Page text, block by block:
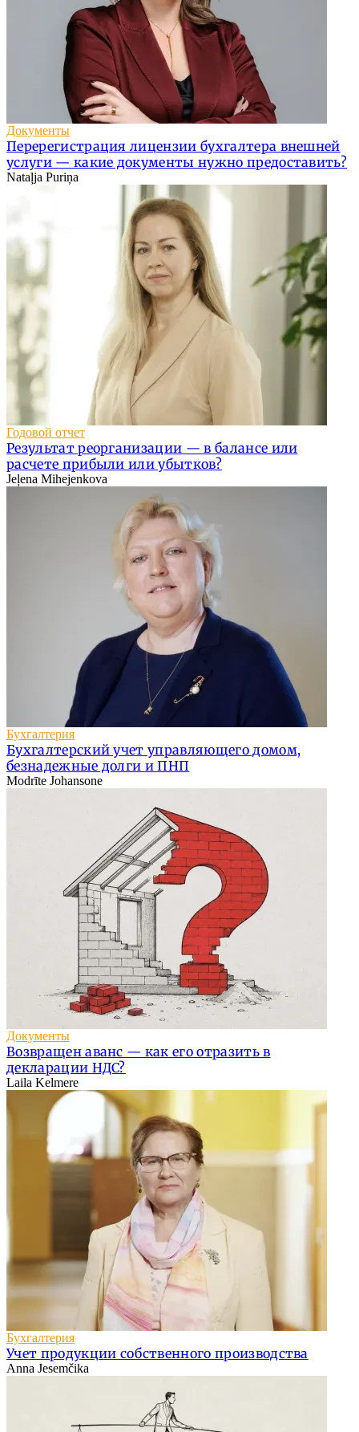
Документы
Перерегистрация лицензии бухгалтера внешней
услуги — какие документы нужно предоставить?
Nataļja Puriņa
Годовой отчет
Результат реорганизации — в балансе или
расчете прибыли или убытков?
Jeļena Mihejenkova
Бухгалтерия
Бухгалтерский учет управляющего домом,
безнадежные долги и ПНП
Modrīte Johansone
Документы
Возвращен аванс — как его отразить в
декларации НДС?
Laila Kelmere
Бухгалтерия
Учет продукции собственного производства
Anna Jesemčika